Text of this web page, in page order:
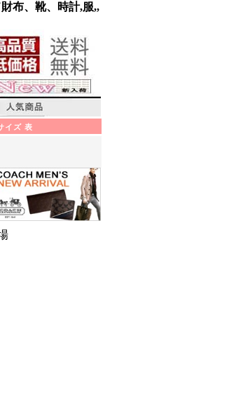
布、靴、時計,服,,
イズ 表